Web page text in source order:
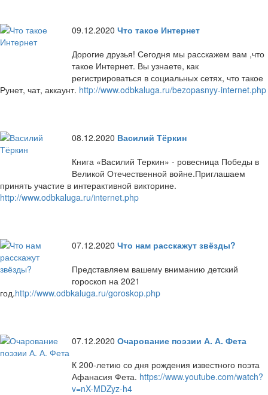
09.12.2020 Что такое Интернет
Дорогие друзья! Сегодня мы расскажем вам ,что
такое Интернет. Вы узнаете, как
регистрироваться в социальных сетях, что такое
Рунет, чат, аккаунт. http://www.odbkaluga.ru/bezopasnyy-internet.php
08.12.2020 Василий Тёркин
Книга «Василий Теркин» - ровесница Победы в
Великой Отечественной войне.Приглашаем
принять участие в интерактивной викторине.
http://www.odbkaluga.ru/internet.php
07.12.2020 Что нам расскажут звёзды?
Представляем вашему вниманию детский
гороскоп на 2021
год.http://www.odbkaluga.ru/goroskop.php
07.12.2020 Очарование поэзии А. А. Фета
К 200-летию со дня рождения известного поэта
Афанасия Фета. https://www.youtube.com/watch?
v=nX-MDZyz-h4